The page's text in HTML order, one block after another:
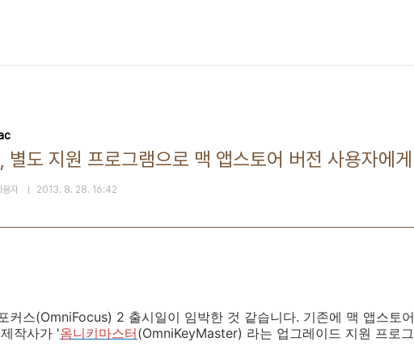
별도 지원 프로그램으로 맥 앱스토어 버전 사용자에
용자 2013. 8. 28. 16:42
커스(OmniFocus) 2 출시일이 임박한 것 같습니다. 기존에 맥 앱스토
작사가 '옴니키마스터(OmniKeyMaster) 라는 업그레이드 지원 프로